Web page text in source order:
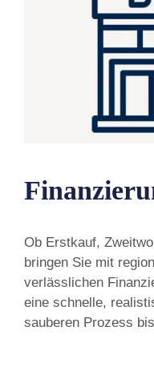
Ob Erstkauf,
bringen Sie mit
verlässlichen
eine schnelle,
sauberen Prozess